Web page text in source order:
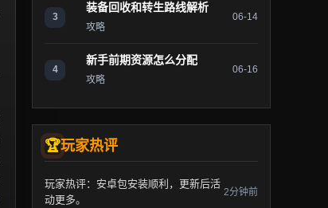
3
装备回收和转生路线解析
攻略
06-14
4
新手前期资源怎么分配
攻略
06-16
玩家热评
玩家热评：安卓包安装顺利，更新后活
动更多。
2分钟前